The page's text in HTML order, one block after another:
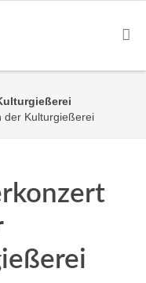
der Kulturgießerei